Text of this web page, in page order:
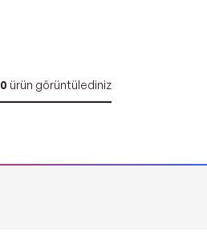
0 ürün görüntülediniz